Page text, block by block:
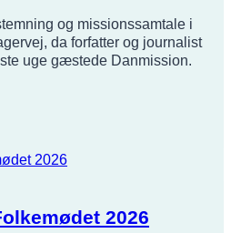
og missionssamtale i
da forfatter og journalist
uge gæstede Danmission.
2026